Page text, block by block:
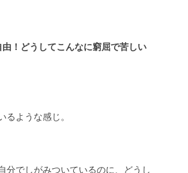
由！どうしてこんなに窮屈で苦しい
るような感じ。
分でしがみついているのに、どうし